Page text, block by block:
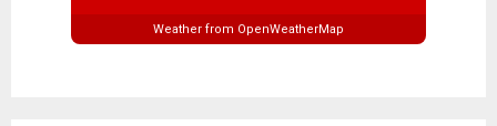
Weather from OpenWeatherMap